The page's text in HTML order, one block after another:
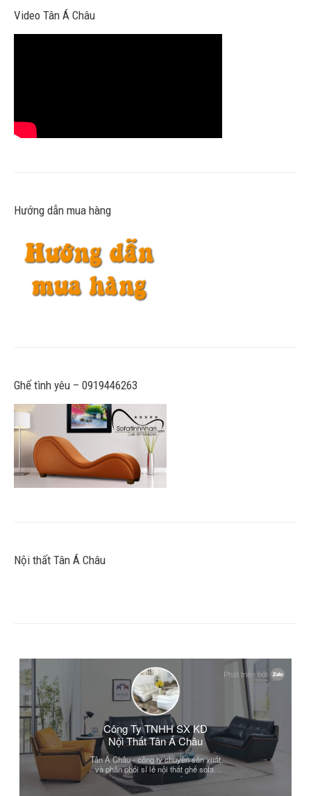
Video Tân Á Châu
Hướng dẫn mua hàng
Ghế tình yêu – 0919446263
Nội thất Tân Á Châu